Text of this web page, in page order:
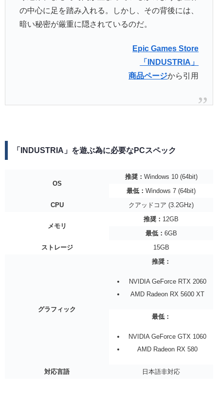
の中心に足を踏み入れる。しかし、その背後には、
暗い秘密が厳重に隠されているのだ。
Epic Games Store
「INDUSTRIA」
商品ページから引用
「INDUSTRIA」を遊ぶ為に必要なPCスペック
OS
推奨： Windows 10 (64bit)
最低： Windows 7 (64bit)
CPU
クアッドコア (3.2GHz)
メモリ
推奨： 12GB
最低： 6GB
ストレージ
15GB
グラフィック
推奨：
NVIDIA GeForce RTX 2060
AMD Radeon RX 5600 XT
最低：
NVIDIA GeForce GTX 1060
AMD Radeon RX 580
対応言語 日本語非対応